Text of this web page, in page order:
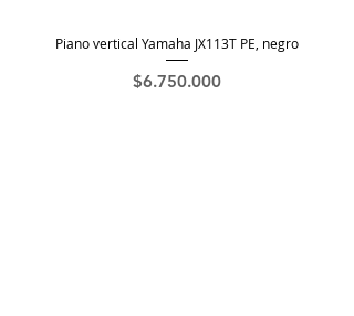
Piano vertical Yamaha JX113T PE, negro
Precio
$6.750.000